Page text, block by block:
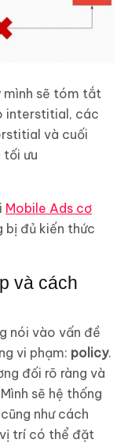
mình sẽ tóm tắt
interstitial, các
và cuối
ưu
Mobile Ads cơ
bị đủ kiến thức
và cách
nói vào vấn đề
vi phạm: policy.
đối rõ ràng và
sẽ hệ thống
như cách
trí có thể đặt